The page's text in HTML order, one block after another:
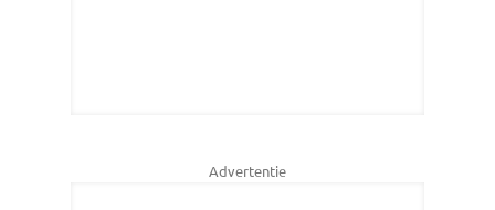
Advertentie